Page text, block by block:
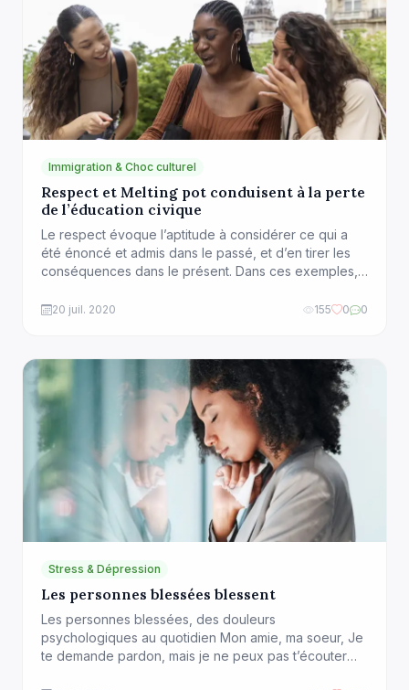
Immigration & Choc culturel
Respect et Melting pot conduisent à la perte
de l’éducation civique
Le respect évoque l’aptitude à considérer ce qui a
été énoncé et admis dans le passé, et d’en tirer les
conséquences dans le présent. Dans ces exemples, il
lequel un être humain s’est engagé, respectivement,
20 juil. 2020 155 0 0
Stress & Dépression
Les personnes blessées blessent
Les personnes blessées, des douleurs
psychologiques au quotidien Mon amie, ma soeur, Je
te demande pardon, mais je ne peux pas t’écouter